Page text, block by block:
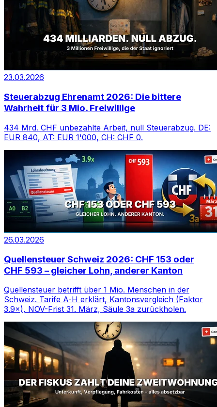
23.03.2026
Steuerabzug Ehrenamt 2026: Die bittere
Wahrheit für 3 Mio. Freiwillige
434 Mrd. CHF unbezahlte Arbeit, null Steuerabzug. DE:
EUR 840, AT: EUR 1'000, CH: CHF 0.
26.03.2026
Quellensteuer Schweiz 2026: CHF 153 oder
CHF 593 – gleicher Lohn, anderer Kanton
Quellensteuer betrifft über 1 Mio. Menschen in der
Schweiz. Tarife A-H erklärt, Kantonsvergleich (Faktor
3.9×), NOV-Frist 31. März, Säule 3a zurückholen.